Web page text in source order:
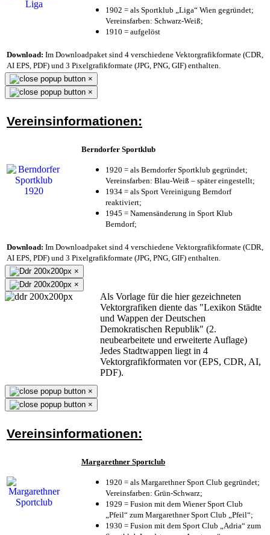
1902 = als Sportklub „Liga“ Wien gegründet;
Vereinsfarben: Schwarz-Weiß;
1910 = aufgelöst
Download: Im Downloadpaket sind 4 verschiedene Vektorgrafikformate (CDR,
AI EPS, PDF) und 3 Pixelgrafikformate (JPG, PNG, GIF) enthalten.
×
×
Vereinsinformationen:
Berndorfer Sportklub
1920 = als Berndorfer Sportklub gegründet;
Vereinsfarben: Blau-Weiß – später eingestellt;
1934 = als Sport Vereinigung Berndorf
reaktiviert;
1945 = Namensänderung in Sport Klub
Berndorf;
Download: Im Downloadpaket sind 4 verschiedene Vektorgrafikformate (CDR,
AI EPS, PDF) und 3 Pixelgrafikformate (JPG, PNG, GIF) enthalten.
×
×
Als Vorlage für die hier gezeichneten
Vektorgrafiken diente das "Lexikon Städte
und Wappen der Deutschen
Demokratischen Republik" (2.
neubearbeitete und erweiterte Auflage)
Jedes Stadtwappen liegt in 4
Vektorgrafikformaten vor (EPS, CDR, AI,
PDF).
×
×
Vereinsinformationen:
Margarethner Sportclub
1920 = als Margarethner Sport Club gegründet;
Vereinsfarben: Grün-Schwarz;
1929 = Fusion mit dem Wiener Sport Club
„Pfeil“ zum Margarethner Sport Club „Pfeil“;
1930 = Fusion mit dem Sport Club „Adria“ zum